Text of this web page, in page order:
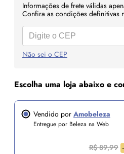
Informações de frete válidas
Confira as condições definitivas
Não sei o CEP
Escolha uma loja abaixo e
Vendido por Amobeleza
Entregue por Beleza na Web
R$ 89,99